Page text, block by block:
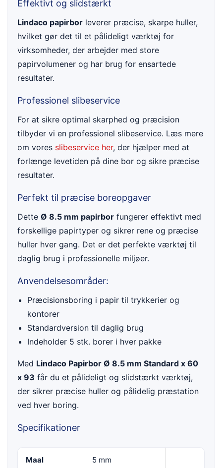
Effektivt og slidstærkt
Lindaco papirbor leverer præcise, skarpe huller,
hvilket gør det til et pålideligt værktøj for
virksomheder, der arbejder med store
papirvolumener og har brug for ensartede
resultater.
Professionel slibeservice
For at sikre optimal skarphed og præcision
tilbyder vi en professionel slibeservice. Læs mere
om vores slibeservice her, der hjælper med at
forlænge levetiden på dine bor og sikre præcise
resultater.
Perfekt til præcise boreopgaver
Dette Ø 8.5 mm papirbor fungerer effektivt med
forskellige papirtyper og sikrer rene og præcise
huller hver gang. Det er det perfekte værktøj til
daglig brug i professionelle miljøer.
Anvendelsesområder:
Præcisionsboring i papir til trykkerier og
kontorer
Standardversion til daglig brug
Indeholder 5 stk. borer i hver pakke
Med Lindaco Papirbor Ø 8.5 mm Standard x 60
x 93 får du et pålideligt og slidstærkt værktøj,
der sikrer præcise huller og pålidelig præstation
ved hver boring.
Specifikationer
Maal 5 mm